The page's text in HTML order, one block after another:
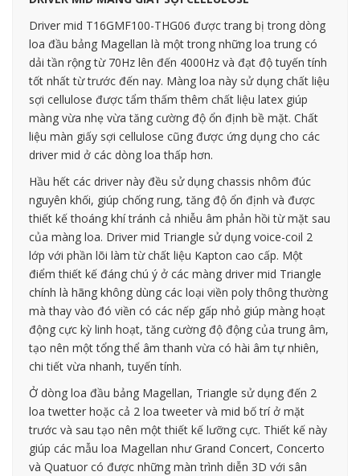
Driver mid T16GMF100-THG06 được trang bị trong dòng
loa đầu bảng Magellan là một trong những loa trung có
dải tần rộng từ 70Hz lên đến 4000Hz và đạt độ tuyến tính
tốt nhất từ trước đến nay. Màng loa này sử dụng chất liệu
sợi cellulose được tẩm thấm thêm chất liệu latex giúp
màng vừa nhẹ vừa tăng cường độ ổn định bề mặt. Chất
liệu màn giấy sợi cellulose cũng được ứng dụng cho các
driver mid ở các dòng loa thấp hơn.
Hầu hết các driver này đều sử dụng chassis nhôm đúc
nguyên khối, giúp chống rung, tăng độ ổn định và được
thiết kế thoáng khí tránh cả nhiễu âm phản hồi từ mặt sau
của màng loa. Driver mid Triangle sử dụng voice-coil 2
lớp với phần lõi làm từ chất liệu Kapton cao cấp. Một
điểm thiết kế đáng chú ý ở các màng driver mid Triangle
chính là hãng không dùng các loại viền poly thông thường
mà thay vào đó viền có các nếp gấp nhỏ giúp màng hoạt
động cực kỳ linh hoạt, tăng cường độ động của trung âm,
tạo nên một tổng thể âm thanh vừa có hài âm tự nhiên,
chi tiết vừa nhanh, tuyến tính.
Ở dòng loa đầu bảng Magellan, Triangle sử dụng đến 2
loa twetter hoặc cả 2 loa tweeter và mid bố trí ở mặt
trước và sau tạo nên một thiết kế lưỡng cực. Thiết kế này
giúp các mẫu loa Magellan như Grand Concert, Concerto
và Quatuor có được những màn trình diễn 3D với sân